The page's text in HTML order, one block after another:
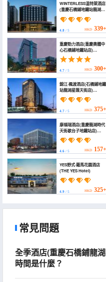
WINTERLESS温特萊酒店
(重慶石橋鋪地鐵站龍湖星
Winterless Hotel)
4.8 / 5 HKD 339+
重慶勁力酒店(重慶奧體中
心石橋鋪地鐵站店)
(Kinglead Hotel)
4.7 / 5 HKD 300+
錦江·楓渡酒店(石橋鋪地鐵
站龍湖星匯天街店)
(Jinjiang·Fengdu Hotel
(Shiqiaopu Metro
Station Longfor Xinghui
Tianjie Branch))
4.7 / 5 HKD 375+
康福瑞酒店(重慶龍湖時代
天街歇台子地鐵站店)
(Comfort Hotel (Daping
Times Tianjie Xietaizi
Subway Station
Branch))
4.6 / 5 HKD 157+
YES野式·羅馬花園酒店
(THE YES Hotel)
4.9 / 5 HKD 325+
常見問題
全季酒店(重慶石橋鋪龍
時間是什麼？